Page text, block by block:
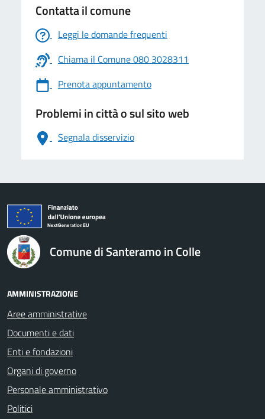
Contatta il comune
Leggi le domande frequenti
Chiama il Comune 080 3028311
Prenota appuntamento
Problemi in città o sul sito web
Segnala disservizio
logo Unione Europea
Comune di Santeramo in Colle
AMMINISTRAZIONE
Aree amministrative
Documenti e dati
Enti e fondazioni
Organi di governo
Personale amministrativo
Politici